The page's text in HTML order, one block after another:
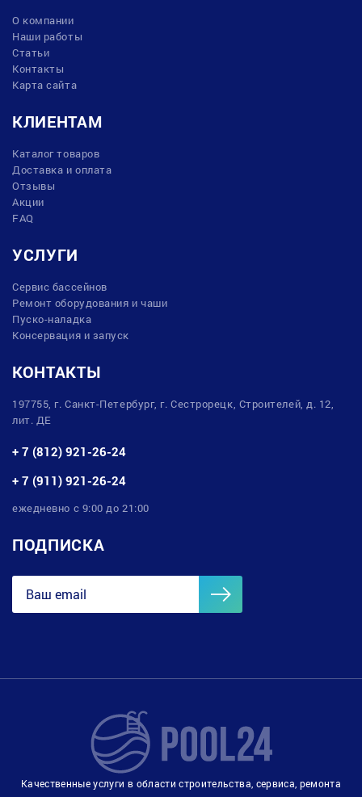
О компании
Наши работы
Статьи
Контакты
Карта сайта
КЛИЕНТАМ
Каталог товаров
Доставка и оплата
Отзывы
Акции
FAQ
УСЛУГИ
Сервис бассейнов
Ремонт оборудования и чаши
Пуско-наладка
Консервация и запуск
КОНТАКТЫ
197755, г. Санкт-Петербург, г. Сестрорецк, Строителей, д. 12,
лит. ДЕ
+ 7 (812) 921-26-24
+ 7 (911) 921-26-24
ежедневно с 9:00 до 21:00
ПОДПИСКА
Качественные услуги в области строительства, сервиса, ремонта